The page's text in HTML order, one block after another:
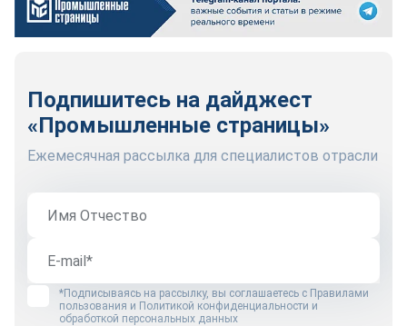
Подпишитесь на дайджест
«Промышленные страницы»
Ежемесячная рассылка для специалистов отрасли
*Подписываясь на рассылку, вы соглашаетесь с Правилами
пользования и Политикой конфиденциальности и
обработкой персональных данных